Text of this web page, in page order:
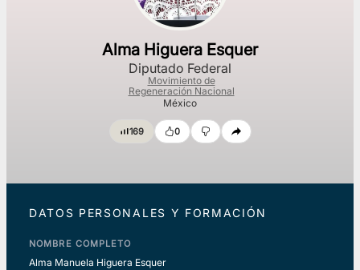
Alma Higuera Esquer
Diputado Federal
Movimiento de
Regeneración Nacional
México
169 0
DATOS PERSONALES Y FORMACIÓN
NOMBRE COMPLETO
Alma Manuela Higuera Esquer